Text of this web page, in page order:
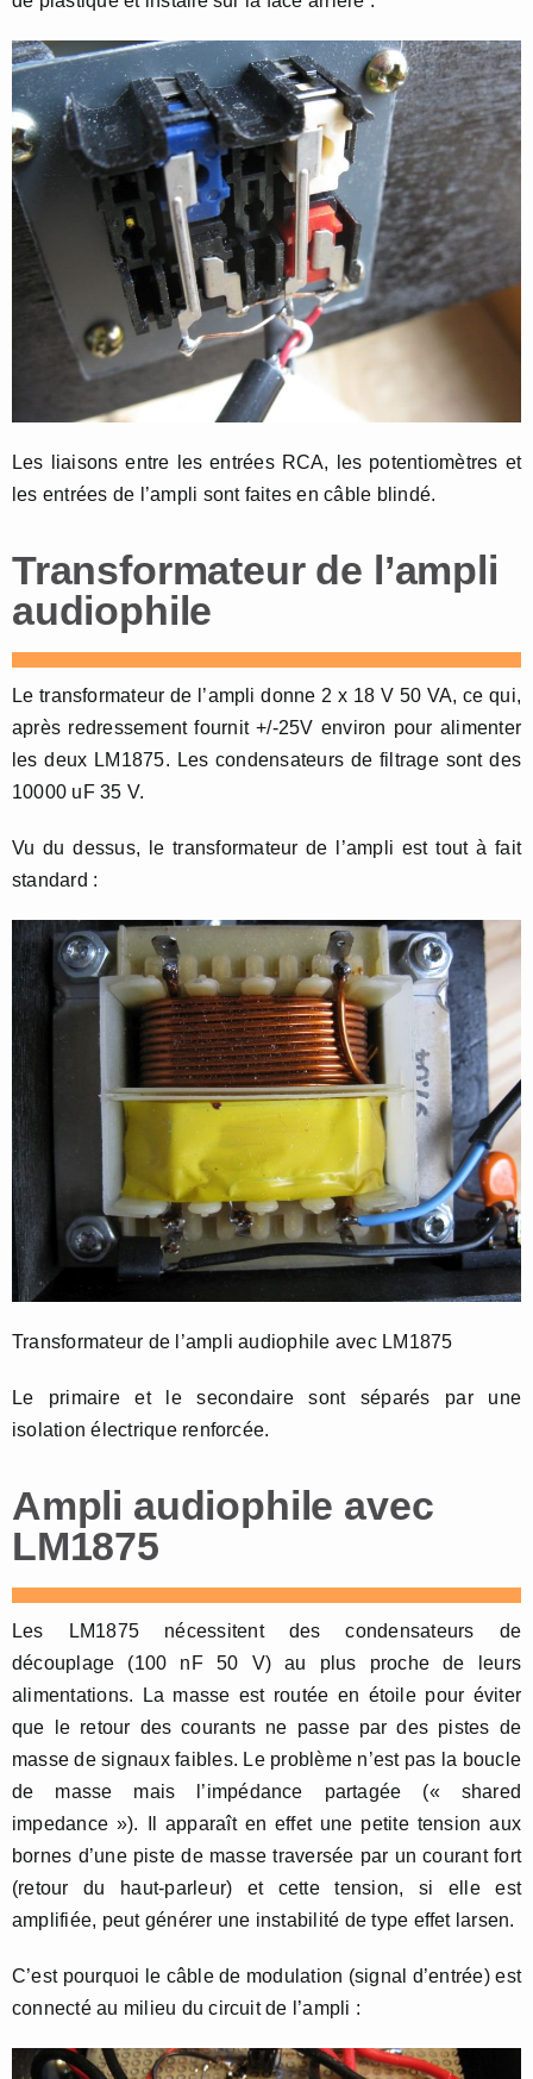
Les liaisons entre les entrées RCA, les potentiomètres et
les entrées de l’ampli sont faites en câble blindé.
Transformateur de l’ampli
audiophile
Le transformateur de l’ampli donne 2 x 18 V 50 VA, ce qui,
après redressement fournit +/-25V environ pour alimenter
les deux LM1875. Les condensateurs de filtrage sont des
10000 uF 35 V.
Vu du dessus, le transformateur de l’ampli est tout à fait
standard :
Transformateur de l’ampli audiophile avec LM1875
Le primaire et le secondaire sont séparés par une
isolation électrique renforcée.
Ampli audiophile avec
LM1875
Les LM1875 nécessitent des condensateurs de
découplage (100 nF 50 V) au plus proche de leurs
alimentations. La masse est routée en étoile pour éviter
que le retour des courants ne passe par des pistes de
masse de signaux faibles. Le problème n’est pas la boucle
de masse mais l’impédance partagée (« shared
impedance »). Il apparaît en effet une petite tension aux
bornes d’une piste de masse traversée par un courant fort
(retour du haut-parleur) et cette tension, si elle est
amplifiée, peut générer une instabilité de type effet larsen.
C’est pourquoi le câble de modulation (signal d’entrée) est
connecté au milieu du circuit de l’ampli :